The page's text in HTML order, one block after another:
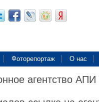
Фоторепортаж О нас
агентство